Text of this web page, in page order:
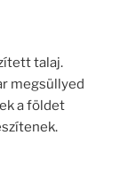
talaj.
megsüllyed
a földet